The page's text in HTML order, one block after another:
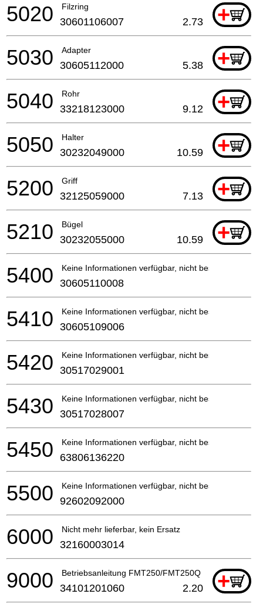
Filzring +
5020 30601106007 2.73
Adapter +
5030 30605112000 5.38
Rohr +
5040 33218123000 9.12
Halter +
5050 30232049000 10.59
Griff +
5200 32125059000 7.13
Bügel +
5210 30232055000 10.59
Keine Informationen verfügbar, nicht bestellbar
5400 30605110008
Keine Informationen verfügbar, nicht bestellbar
5410 30605109006
Keine Informationen verfügbar, nicht bestellbar
5420 30517029001
Keine Informationen verfügbar, nicht bestellbar
5430 30517028007
Keine Informationen verfügbar, nicht bestellbar
5450 63806136220
Keine Informationen verfügbar, nicht bestellbar
5500 92602092000
Nicht mehr lieferbar, kein Ersatz
6000 32160003014
Betriebsanleitung FMT250/FMT250Q +
9000 34101201060 2.20